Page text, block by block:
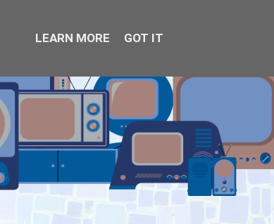
LEARN MORE GOT IT